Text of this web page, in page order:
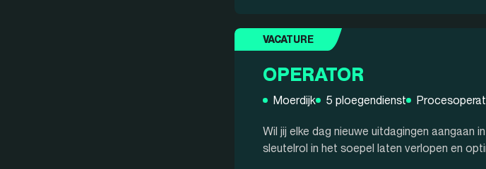
VACATURE
OPERATOR
Moerdijk 5 ploegendienst
Wil jij elke dag nieuwe uitdagingen aangaan
sleutelrol in het soepel laten verlopen en